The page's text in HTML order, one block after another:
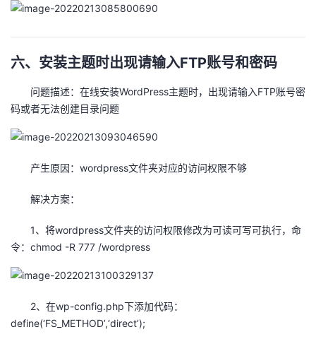
d
.
p
p
六、安装主题时出现请输入FTP账号和密码
问题描述：在线安装WordPress主题时，出现请输入FTP账号密
码或者无法创建目录问题
产生原因：wordpress文件夹对应的访问权限不够
解决方案：
1、将wordpress文件夹的访问权限修改为可读可写可执行，命
令：chmod -R 777 /wordpress
2、在wp-config.php下添加代码：
define(‘FS_METHOD’,‘direct’);